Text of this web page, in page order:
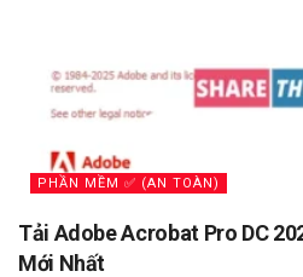
PHẦN MỀM ✅ (AN TOÀN)
Tải Adobe Acrobat Pro DC
Mới Nhất